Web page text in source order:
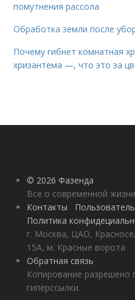
помутнения рассола
Обработка земли после
Почему гибнет комнатная
хризантема —, что это за
© 2026 Фазенда
Все о современной
Контакты
Политика
г. Москва, ЦАО,
15А, м. Красные ворота
Обратная связь
Копирование разрешено
гиперссылки.